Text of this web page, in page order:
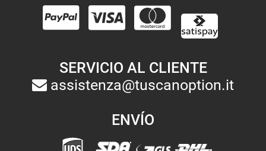
SERVICIO AL CLIENTE
assistenza@tuscanoption.it
ENVÍO